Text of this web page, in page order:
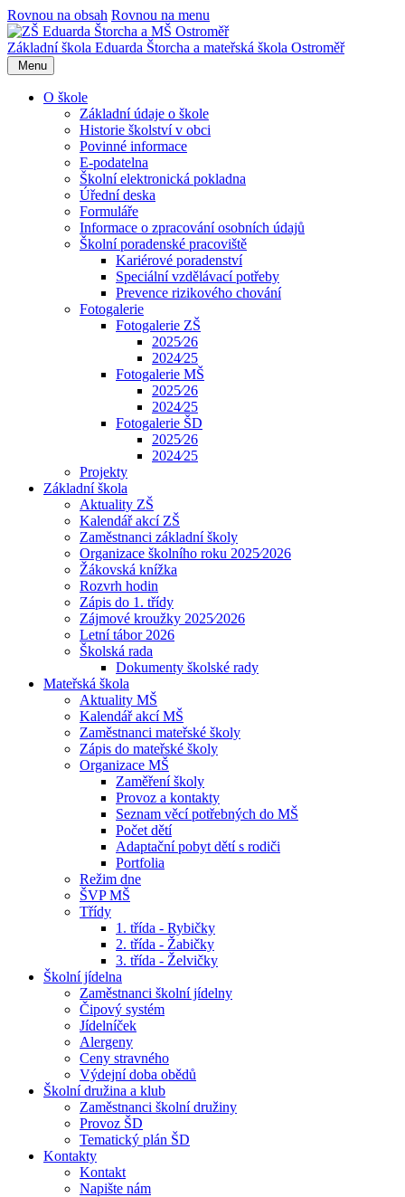
Rovnou na obsah Rovnou na menu
Základní škola Eduarda Štorcha a mateřská škola Ostroměř
Menu
O škole
Základní údaje o škole
Historie školství v obci
Povinné informace
E-podatelna
Školní elektronická pokladna
Úřední deska
Formuláře
Informace o zpracování osobních údajů
Školní poradenské pracoviště
Kariérové poradenství
Speciální vzdělávací potřeby
Prevence rizikového chování
Fotogalerie
Fotogalerie ZŠ
2025⁄26
2024⁄25
Fotogalerie MŠ
2025⁄26
2024⁄25
Fotogalerie ŠD
2025⁄26
2024⁄25
Projekty
Základní škola
Aktuality ZŠ
Kalendář akcí ZŠ
Zaměstnanci základní školy
Organizace školního roku 2025⁄2026
Žákovská knížka
Rozvrh hodin
Zápis do 1. třídy
Zájmové kroužky 2025⁄2026
Letní tábor 2026
Školská rada
Dokumenty školské rady
Mateřská škola
Aktuality MŠ
Kalendář akcí MŠ
Zaměstnanci mateřské školy
Zápis do mateřské školy
Organizace MŠ
Zaměření školy
Provoz a kontakty
Seznam věcí potřebných do MŠ
Počet dětí
Adaptační pobyt dětí s rodiči
Portfolia
Režim dne
ŠVP MŠ
Třídy
1. třída - Rybičky
2. třída - Žabičky
3. třída - Želvičky
Školní jídelna
Zaměstnanci školní jídelny
Čipový systém
Jídelníček
Alergeny
Ceny stravného
Výdejní doba obědů
Školní družina a klub
Zaměstnanci školní družiny
Provoz ŠD
Tematický plán ŠD
Kontakty
Kontakt
Napište nám